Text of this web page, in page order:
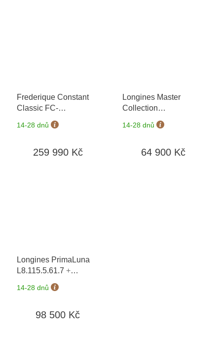
Frederique Constant
Classic FC-
776SAL3H6 Perpetual
Calendar Manufacture
14-28 dnů
259 990 Kč
Longines Master
Collection
L2.843.4.93.2
5 let + možnost výměny
14-28 dnů
64 900 Kč
Longines PrimaLuna
L8.115.5.61.7 +
prodloužená záruka 5
let + 5 let na výměnu
možnost výměny do 90
14-28 dnů
98 500 Kč